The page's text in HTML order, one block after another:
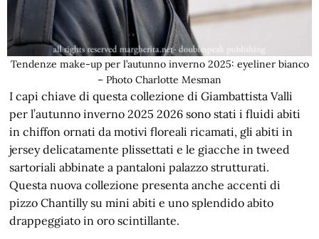
Tendenze make-up per l’autunno inverno 2025: eyeliner bianco
– Photo Charlotte Mesman
I capi chiave di questa collezione di Giambattista Valli
per l’autunno inverno 2025 2026 sono stati i fluidi abiti
in chiffon ornati da motivi floreali ricamati, gli abiti in
jersey delicatamente plissettati e le giacche in tweed
sartoriali abbinate a pantaloni palazzo strutturati.
Questa nuova collezione presenta anche accenti di
pizzo Chantilly su mini abiti e uno splendido abito
drappeggiato in oro scintillante.